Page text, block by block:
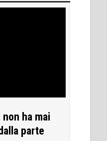
ha mai
parte